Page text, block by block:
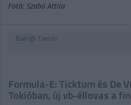
Fotó: Szabó Attila
Balogh Tamás
Formula-E: Ticktum és De
Tokióban, új vb-éllovas a